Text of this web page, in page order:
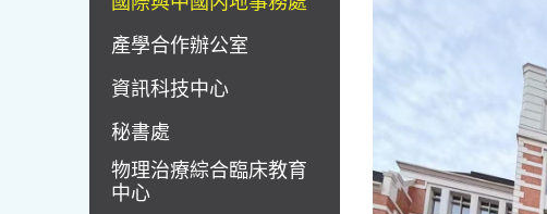
產學合作辦公室
資訊科技中心
秘書處
物理治療綜合臨床教育
中心